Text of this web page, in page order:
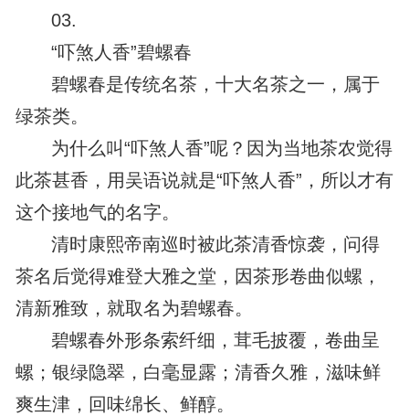
03.
“吓煞人香”碧螺春
碧螺春是传统名茶，十大名茶之一，属于
绿茶类。
为什么叫“吓煞人香”呢？因为当地茶农觉得
此茶甚香，用吴语说就是“吓煞人香”，所以才有
这个接地气的名字。
清时康熙帝南巡时被此茶清香惊袭，问得
茶名后觉得难登大雅之堂，因茶形卷曲似螺，
清新雅致，就取名为碧螺春。
碧螺春外形条索纤细，茸毛披覆，卷曲呈
螺；银绿隐翠，白毫显露；清香久雅，滋味鲜
爽生津，回味绵长、鲜醇。